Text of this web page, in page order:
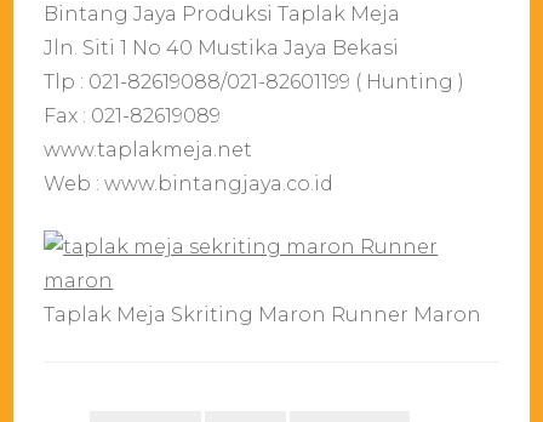
Bintang Jaya Produksi Taplak Meja
Jln. Siti 1 No 40 Mustika Jaya Bekasi
Tlp : 021-82619088/021-82601199 ( Hunting )
Fax : 021-82619089
www.taplakmeja.net
Web : www.bintangjaya.co.id
Taplak Meja Skriting Maron Runner Maron